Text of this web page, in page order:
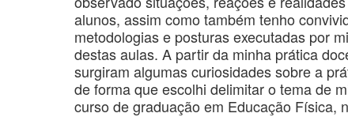
alunos, assim como também tenho
metodologias e posturas executadas por
destas aulas. A partir da minha prática
surgiram algumas curiosidades sobre a
de forma que escolhi delimitar o tema de
curso de graduação em Educação Física,